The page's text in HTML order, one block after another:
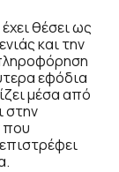
θέσει ως
και την
εφόδια
μέσα από
στην
που